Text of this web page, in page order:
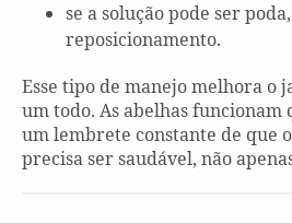
se a solução pode ser
reposicionamento.
Esse tipo de manejo melhora o
um todo. As abelhas funcionam
um lembrete constante de que
precisa ser saudável, não